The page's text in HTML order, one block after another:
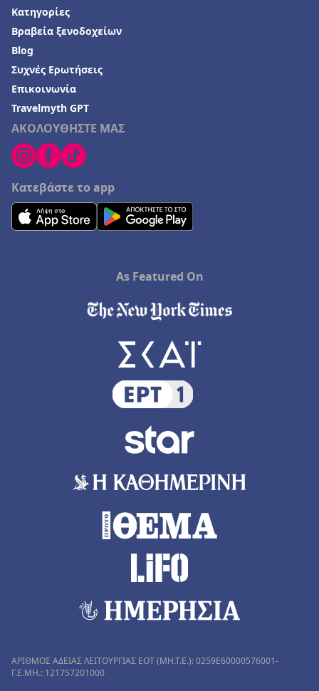
Ξενοδοχεία στο Σιδηρόκαστρο
Ξενοδοχεία σε Αγόριανη
Ξενοδοχεία στα Σπάτα
Ξενοδοχεία σε Τύρναβος
ΑΚΟΛΟΥΘΗΣΤΕ ΜΑΣ
Κατεβάστε το app
Κατηγορίες
Βραβεία ξενοδοχείων
Blog
Συχνές Ερωτήσεις
Επικοινωνία
Travelmyth GPT
As Featured On
ΑΡΙΘΜΟΣ ΑΔΕΙΑΣ ΛΕΙΤΟΥΡΓΙΑΣ ΕΟΤ (MH.T.E.): 0259Ε60000576001-
Γ.Ε.ΜΗ.: 121757201000